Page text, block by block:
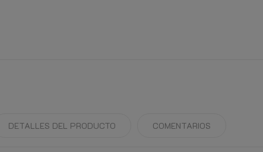
DETALLES DEL PRODUCTO COMENTARIOS